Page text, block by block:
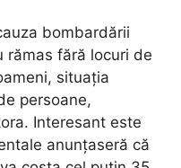
bombardării
rămas fără locuri de
situația
persoane,
Interesant este
anunțaseră că